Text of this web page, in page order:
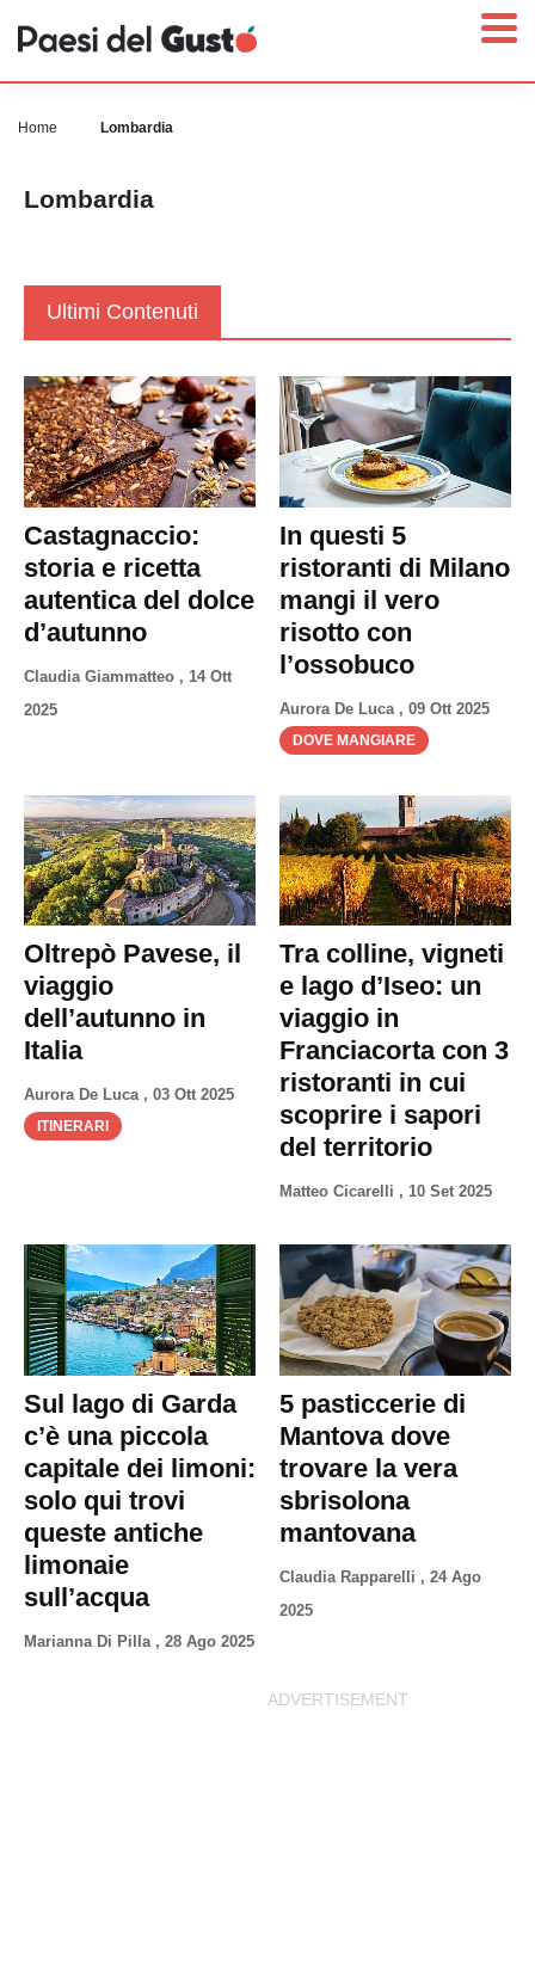
Home
Interviste
Territori
Answer
Newsletter
Privacy
Policy
Cookies
Policy
Cambia
Impostazioni
Policy
Home Lombardia
Lombardia
Ultimi Contenuti
Castagnaccio:
storia e ricetta
autentica del dolce
d’autunno
Claudia Giammatteo , 14 Ott
2025
In questi 5
ristoranti di Milano
mangi il vero
risotto con
l’ossobuco
Aurora De Luca , 09 Ott 2025
DOVE MANGIARE
Oltrepò Pavese, il
viaggio
dell’autunno in
Italia
Aurora De Luca , 03 Ott 2025
ITINERARI
Tra colline, vigneti
e lago d’Iseo: un
viaggio in
Franciacorta con 3
ristoranti in cui
scoprire i sapori
del territorio
Matteo Cicarelli , 10 Set 2025
Sul lago di Garda
c’è una piccola
capitale dei limoni:
solo qui trovi
queste antiche
limonaie
sull’acqua
Marianna Di Pilla , 28 Ago 2025
5 pasticcerie di
Mantova dove
trovare la vera
sbrisolona
mantovana
Claudia Rapparelli , 24 Ago
2025